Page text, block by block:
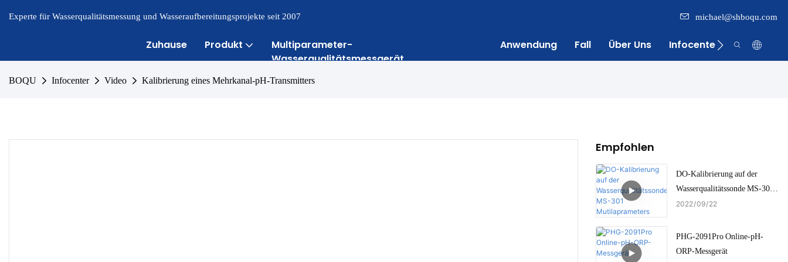
Experte für Wasserqualitätsmessung und Wasseraufbereitungsprojekte seit 2007 michael@shboqu.com
Zuhause Produkt
Multiparameter-
Wasserqualitätsmessgerät
Anwendung Fall Über Uns Infocenter Kontakt
BOQU Infocenter Video Kalibrierung eines Mehrkanal-pH-Transmitters
Empfohlen
DO-Kalibrierung auf der
Wasserqualitätssonde MS-301
Mutilaprameters
2022 09 22
PHG-2091Pro Online-pH-
ORP-Messgerät